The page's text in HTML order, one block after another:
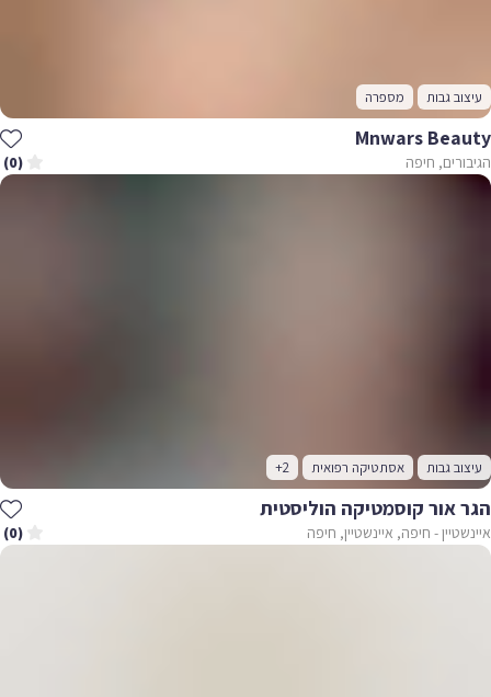
עיצוב גבות מספרה
Mnwars Beauty
הגיבורים, חיפה (0)
עיצוב גבות אסתטיקה רפואית +2
הגר אור קוסמטיקה הוליסטית
איינשטיין - חיפה, איינשטיין, חיפה (0)